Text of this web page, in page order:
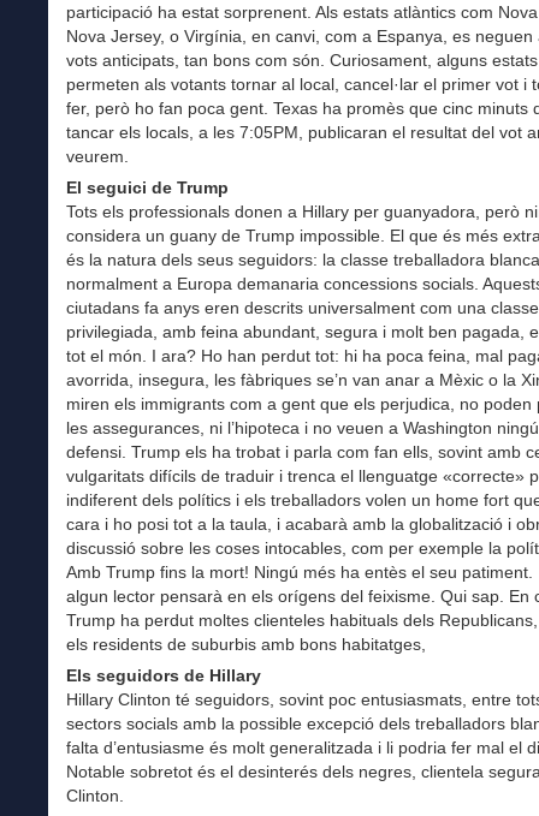
participació ha estat sorprenent. Als estats atlàntics com
Nova Jersey, o Virgínia, en canvi, com a Espanya, es neguen
vots anticipats, tan bons com són. Curiosament, alguns
permeten als votants tornar al local, cancel·lar el primer vot i
fer, però ho fan poca gent. Texas ha promès que cinc minuts
tancar els locals, a les 7:05PM, publicaran el resultat del vot
veurem.
El seguici de Trump
Tots els professionals donen a Hillary per guanyadora, però
considera un guany de Trump impossible. El que és més
és la natura dels seus seguidors: la classe treballadora
normalment a Europa demanaria concessions socials.
ciutadans fa anys eren descrits universalment com una classe
privilegiada, amb feina abundant, segura i molt ben pagada,
tot el món. I ara? Ho han perdut tot: hi ha poca feina, mal
avorrida, insegura, les fàbriques se’n van anar a Mèxic o la
miren els immigrants com a gent que els perjudica, no poden
les assegurances, ni l’hipoteca i no veuen a Washington
defensi. Trump els ha trobat i parla com fan ells, sovint amb
vulgaritats difícils de traduir i trenca el llenguatge «correcte»
indiferent dels polítics i els treballadors volen un home fort
cara i ho posi tot a la taula, i acabarà amb la globalització i
discussió sobre les coses intocables, com per exemple la
Amb Trump fins la mort! Ningú més ha entès el seu patiment.
algun lector pensarà en els orígens del feixisme. Qui sap. En
Trump ha perdut moltes clienteles habituals dels
els residents de suburbis amb bons habitatges,
Els seguidors de Hillary
Hillary Clinton té seguidors, sovint poc entusiasmats, entre
sectors socials amb la possible excepció dels treballadors
falta d’entusiasme és molt generalitzada i li podria fer mal el
Notable sobretot és el desinterés dels negres, clientela
Clinton.